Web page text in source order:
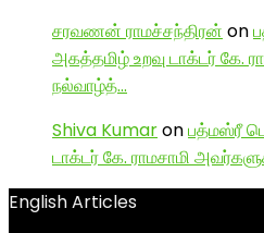
சரவணன் ராமச்சந்திரன் on
அகத்தமிழ் உறவு டாக்டர் கே.
நல்வாழ்த்…
Shiva Kumaronபத்மஸ்ரீ
டாக்டர் கே. ராமசாமி
English Articles